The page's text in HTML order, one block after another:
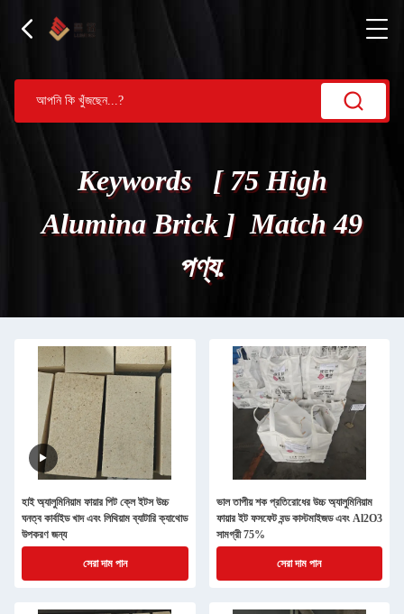
Keywords [ 75 High
Alumina Brick ] Match 49
পণ্য.
হাই অ্যালুমিনিয়াম ফায়ার পিট ক্লে ইটস উচ্চ
ঘনত্ব কার্বাইড খাদ এবং লিথিয়াম ব্যাটারি ক্যাথোড
উপকরণ জন্য
সেরা দাম পান
ভাল তাপীয় শক প্রতিরোধের উচ্চ অ্যালুমিনিয়াম
ফায়ার ইট ফসফেট বন্ড কাস্টমাইজড এবং Al2O3
সামগ্রী 75%
সেরা দাম পান